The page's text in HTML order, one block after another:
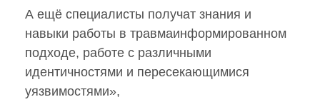
А ещё специалисты получат знания и
навыки работы в травмаинформированном
подходе, работе с различными
идентичностями и пересекающимися
уязвимостями»,